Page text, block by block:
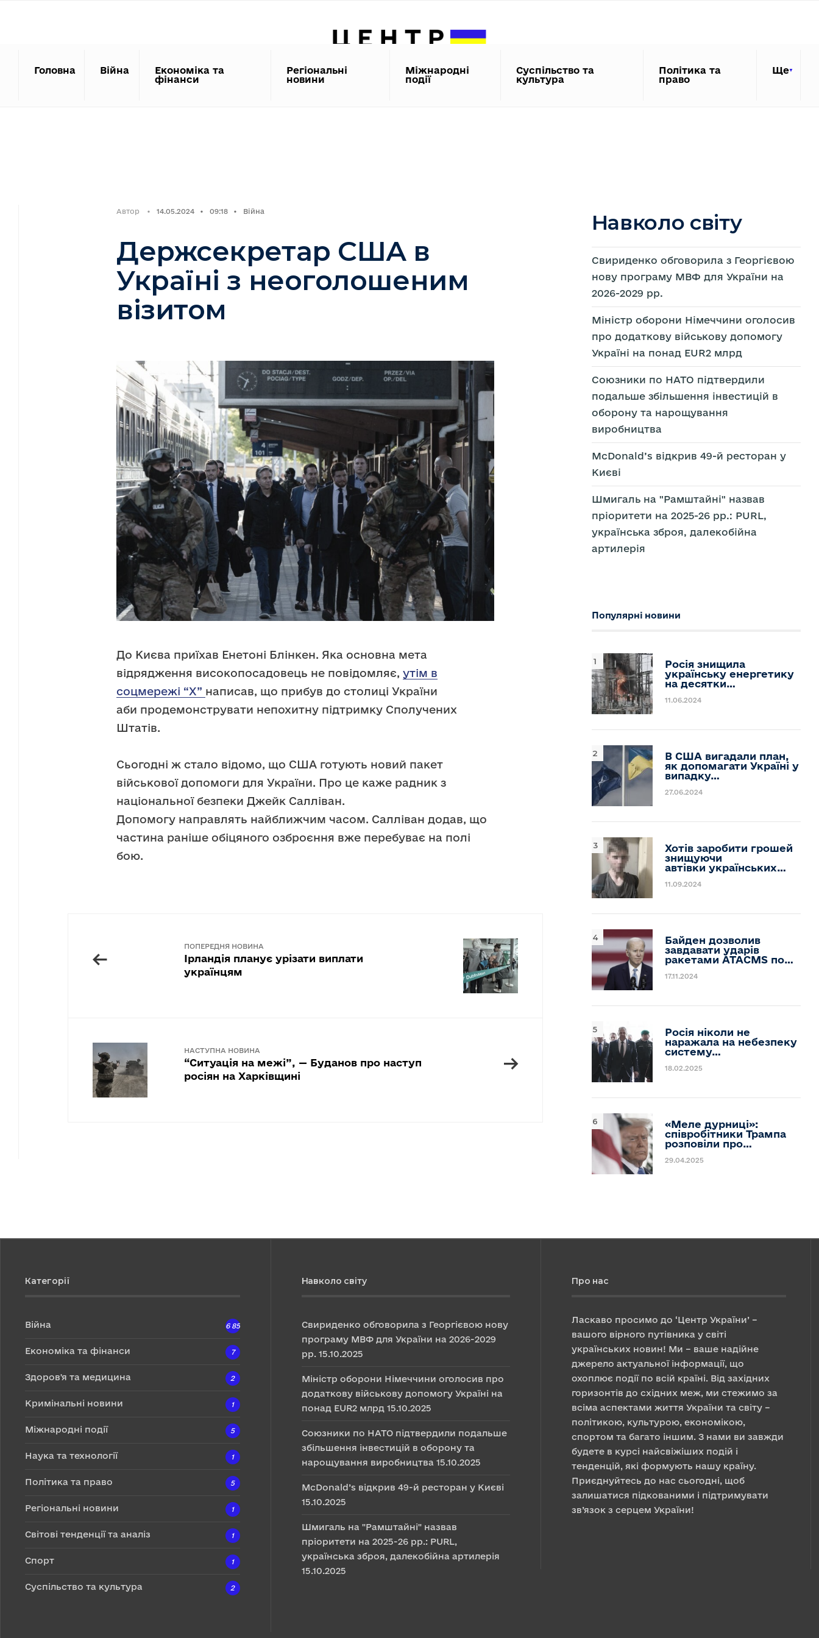
Головна Війна
Економіка та
фінанси
Регіональні
новини
Міжнародні
події
Суспільство та
культура
Політика та
право
Ще
Автор • 14.05.2024 • 09:18 • Війна
Держсекретар США в
Україні з неоголошеним
візитом
До Києва приїхав Енетоні Блінкен. Яка основна мета
відрядження високопосадовець не повідомляє, утім в
соцмережі “Х” написав, що прибув до столиці України
аби продемонструвати непохитну підтримку Сполучених
Штатів.
Сьогодні ж стало відомо, що США готують новий пакет
військової допомоги для України. Про це каже радник з
національної безпеки Джейк Салліван.
Допомогу направлять найближчим часом. Салліван додав, що
частина раніше обіцяного озброєння вже перебуває на полі
бою.
←
ПОПЕРЕДНЯ НОВИНА
Ірландія планує урізати виплати
українцям
→
НАСТУПНА НОВИНА
“Ситуація на межі”, — Буданов про наступ
росіян на Харківщині
Навколо світу
Свириденко обговорила з Георгієвою
нову програму МВФ для України на
2026-2029 рр.
Міністр оборони Німеччини оголосив
про додаткову військову допомогу
Україні на понад EUR2 млрд
Союзники по НАТО підтвердили
подальше збільшення інвестицій в
оборону та нарощування
виробництва
McDonald’s відкрив 49-й ресторан у
Києві
Шмигаль на "Рамштайні" назвав
пріоритети на 2025-26 рр.: PURL,
українська зброя, далекобійна
артилерія
Популярні новини
Росія знищила
українську енергетику
на десятки…
11.06.2024
В США вигадали план,
як допомагати Україні у
випадку…
27.06.2024
Хотів заробити грошей
знищуючи
автівки українських…
11.09.2024
Байден дозволив
завдавати ударів
ракетами ATACMS по…
17.11.2024
Росія ніколи не
наражала на небезпеку
систему…
18.02.2025
«Меле дурниці»:
співробітники Трампа
розповіли про…
29.04.2025
Категорії
Війна 6 857
Економіка та фінанси 7
Здоров'я та медицина 2
Кримінальні новини 1
Міжнародні події 5
Наука та технології 1
Політика та право 5
Регіональні новини 1
Світові тенденції та аналіз 1
Спорт 1
Суспільство та культура 2
Навколо світу
Свириденко обговорила з Георгієвою нову
програму МВФ для України на 2026-2029
рр. 15.10.2025
Міністр оборони Німеччини оголосив про
додаткову військову допомогу Україні на
понад EUR2 млрд 15.10.2025
Союзники по НАТО підтвердили подальше
збільшення інвестицій в оборону та
нарощування виробництва 15.10.2025
McDonald’s відкрив 49-й ресторан у Києві
15.10.2025
Шмигаль на "Рамштайні" назвав
пріоритети на 2025-26 рр.: PURL,
українська зброя, далекобійна артилерія
15.10.2025
Про нас
Ласкаво просимо до ‘Центр України’ –
вашого вірного путівника у світі
українських новин! Ми – ваше надійне
джерело актуальної інформації, що
охоплює події по всій країні. Від західних
горизонтів до східних меж, ми стежимо за
всіма аспектами життя України та світу –
політикою, культурою, економікою,
спортом та багато іншим. З нами ви завжди
будете в курсі найсвіжіших подій і
тенденцій, які формують нашу країну.
Приєднуйтесь до нас сьогодні, щоб
залишатися підкованими і підтримувати
зв’язок з серцем України!